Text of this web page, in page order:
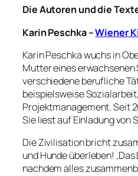
Die Autoren und die
Karin Peschka –Wiener
Karin Peschka wuchs in
Mutter eines erwachsenen
verschiedene berufliche
beispielsweise
Projektmanagement. Seit
Sie liest auf Einladung von
Die Zivilisation bricht
und Hunde überleben!
nachdem alles